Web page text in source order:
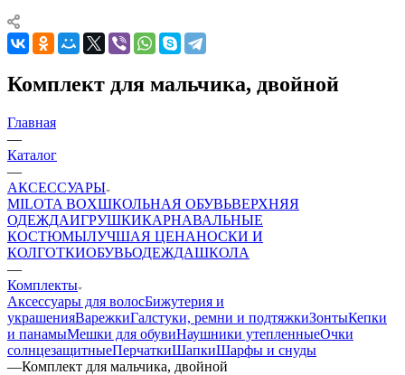
Комплект для мальчика, двойной
Главная
—
Каталог
—
АКСЕССУАРЫ
MILOTA BOXШКОЛЬНАЯ ОБУВЬВЕРХНЯЯ
ОДЕЖДАИГРУШКИКАРНАВАЛЬНЫЕ
КОСТЮМЫЛУЧШАЯ ЦЕНАНОСКИ И
КОЛГОТКИОБУВЬОДЕЖДАШКОЛА
—
Комплекты
Аксессуары для волосБижутерия и
украшенияВарежкиГалстуки, ремни и подтяжкиЗонтыКепки
и панамыМешки для обувиНаушники утепленныеОчки
солнцезащитныеПерчаткиШапкиШарфы и снуды
—Комплект для мальчика, двойной